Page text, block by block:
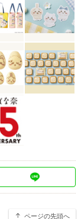
ページの先頭へ